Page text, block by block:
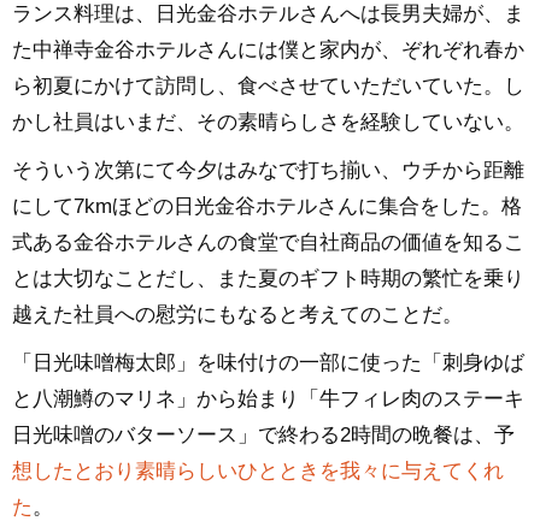
ランス料理は、日光金谷ホテルさんへは長男夫婦が、ま
た中禅寺金谷ホテルさんには僕と家内が、ぞれぞれ春か
ら初夏にかけて訪問し、食べさせていただいていた。し
かし社員はいまだ、その素晴らしさを経験していない。
そういう次第にて今夕はみなで打ち揃い、ウチから距離
にして7kmほどの日光金谷ホテルさんに集合をした。格
式ある金谷ホテルさんの食堂で自社商品の価値を知るこ
とは大切なことだし、また夏のギフト時期の繁忙を乗り
越えた社員への慰労にもなると考えてのことだ。
「日光味噌梅太郎」を味付けの一部に使った「刺身ゆば
と八潮鱒のマリネ」から始まり「牛フィレ肉のステーキ
日光味噌のバターソース」で終わる2時間の晩餐は、予
想したとおり素晴らしいひとときを我々に与えてくれ
た。